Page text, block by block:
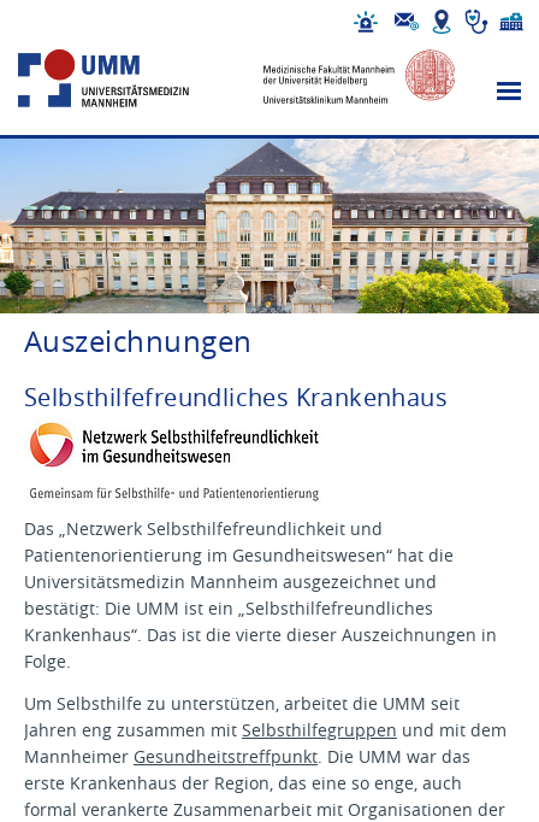
Auszeichnungen
Selbsthilfefreundliches Krankenhaus
Das „Netzwerk Selbsthilfefreundlichkeit und
Patientenorientierung im Gesundheitswesen“ hat die
Universitätsmedizin Mannheim ausgezeichnet und
bestätigt: Die UMM ist ein „Selbsthilfefreundliches
Krankenhaus“. Das ist die vierte dieser Auszeichnungen in
Folge.
Um Selbsthilfe zu unterstützen, arbeitet die UMM seit
Jahren eng zusammen mit Selbsthilfegruppen und mit dem
Mannheimer Gesundheitstreffpunkt . Die UMM war das
erste Krankenhaus der Region, das eine so enge, auch
formal verankerte Zusammenarbeit mit Organisationen der